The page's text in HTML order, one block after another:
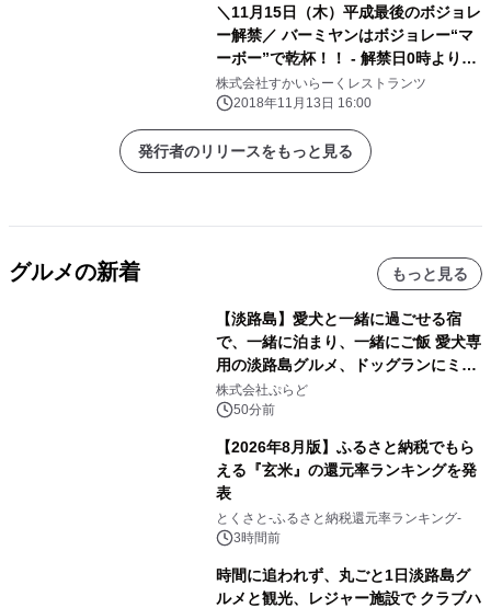
＼11月15日（木）平成最後のボジョレ
ー解禁／ バーミヤンはボジョレー“マ
ーボー”で乾杯！！ - 解禁日0時よりボ
ジョレーヌーボーと麻婆豆腐のセット
を販売開始 -
株式会社すかいらーくレストランツ
2018年11月13日 16:00
発行者のリリースをもっと見る
グルメの新着 もっと見る
【淡路島】愛犬と一緒に過ごせる宿
で、一緒に泊まり、一緒にご飯 愛犬専
用の淡路島グルメ、ドッグランにミニ
プール グランピングとトレーラーハウ
スの2施設で
株式会社ぷらど
50分前
【2026年8月版】ふるさと納税でもら
える『玄米』の還元率ランキングを発
表
とくさと-ふるさと納税還元率ランキング-
3時間前
時間に追われず、丸ごと1日淡路島グ
ルメと観光、レジャー施設で クラブハ